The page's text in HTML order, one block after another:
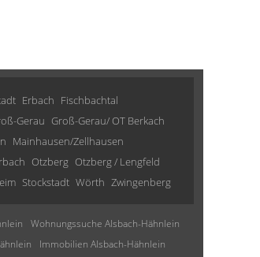
Erbach Fischbachtal
Gerau Groß-Gerau/ OT Berkach
Mainhausen/Zellhausen
Otzberg Otzberg / Lengfeld
Stockstadt Wörth Zwingenberg
Wohnungssuche Alsbach-Hähnlein
Immobilien Alsbach-Hähnlein